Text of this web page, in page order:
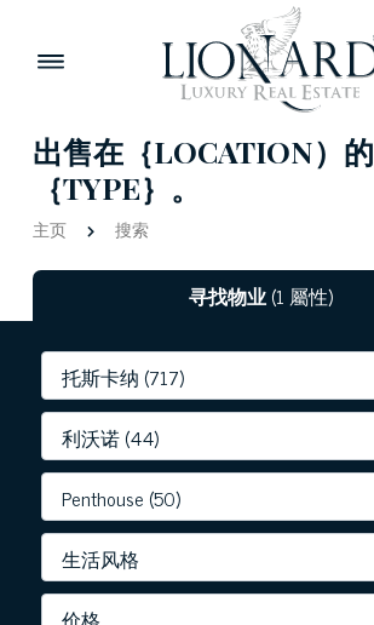
出售在｛LOCATION）的
｛TYPE｝。
主页 搜索
寻找物业(1 屬性)